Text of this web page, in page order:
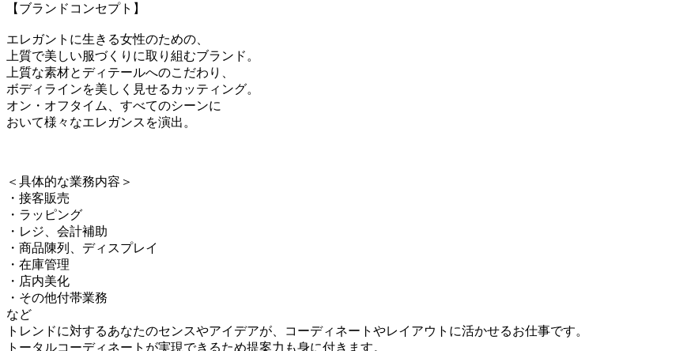
【ブランドコンセプト】
エレガントに生きる女性のための、
上質で美しい服づくりに取り組むブランド。
上質な素材とディテールへのこだわり、
ボディラインを美しく見せるカッティング。
オン・オフタイム、すべてのシーンに
おいて様々なエレガンスを演出。
＜具体的な業務内容＞
・接客販売
・ラッピング
・レジ、会計補助
・商品陳列、ディスプレイ
・在庫管理
・店内美化
・その他付帯業務
など
トレンドに対するあなたのセンスやアイデアが、コーディネートやレイアウトに活かせるお仕事です。
トータルコーディネートが実現できるため提案力も身に付きます。